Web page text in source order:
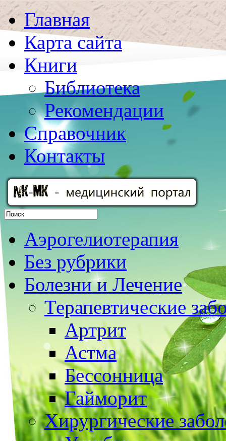
Главная
Карта сайта
Книги
Библиотека
Рекомендации
Справочник
Контакты
Аэрогелиотерапия
Без рубрики
Болезни и Лечение
Терапевтические
Артрит
Астма
Бессонница
Гайморит
Хирургические